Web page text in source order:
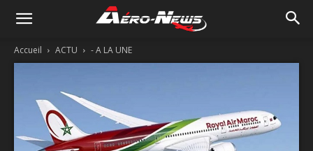
Accueil ACTU - A LA UNE